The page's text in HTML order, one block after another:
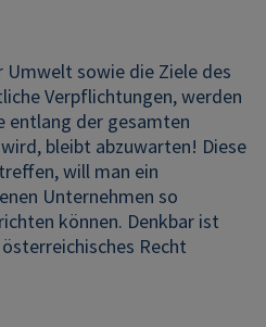
sowie die Ziele des
Verpflichtungen, werden
entlang der gesamten
bleibt abzuwarten! Diese
will man ein
Unternehmen so
können. Denkbar ist
Recht